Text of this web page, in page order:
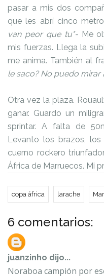
pasar a mis dos
que les abrí cinco
van peor que tu"- Me
mis fuerzas. Llega la
me anima. También al
le saco? No puedo mirar
Otra vez la plaza.
ganar. Guardo un
sprintar. A falta de
Levanto los brazos,
cuerno rockero
África de Marruecos. Mi
copa áfrica larache
6 comentarios:
juanzinho dijo...
Noraboa campión por